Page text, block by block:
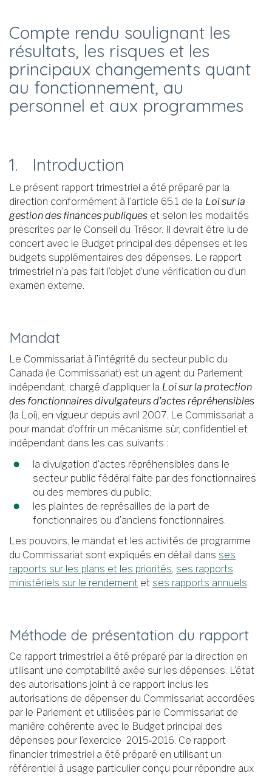
Compte rendu soulignant les
résultats, les risques et les
principaux changements quant
au fonctionnement, au
personnel et aux programmes
1. Introduction
Le présent rapport trimestriel a été préparé par la
direction conformément à l’article 65.1 de la Loi sur la
gestion des finances publiques et selon les modalités
prescrites par le Conseil du Trésor. Il devrait être lu de
concert avec le Budget principal des dépenses et les
budgets supplémentaires des dépenses. Le rapport
trimestriel n’a pas fait l’objet d’une vérification ou d’un
examen externe.
Mandat
Le Commissariat à l’intégrité du secteur public du
Canada (le Commissariat) est un agent du Parlement
indépendant, chargé d’appliquer la Loi sur la protection
des fonctionnaires divulgateurs d’actes répréhensibles
(la Loi), en vigueur depuis avril 2007. Le Commissariat a
pour mandat d’offrir un mécanisme sûr, confidentiel et
indépendant dans les cas suivants :
la divulgation d’actes répréhensibles dans le
secteur public fédéral faite par des fonctionnaires
ou des membres du public;
les plaintes de représailles de la part de
fonctionnaires ou d’anciens fonctionnaires.
Les pouvoirs, le mandat et les activités de programme
du Commissariat sont expliqués en détail dans ses
rapports sur les plans et les priorités, ses rapports
ministériels sur le rendement et ses rapports annuels.
Méthode de présentation du rapport
Ce rapport trimestriel a été préparé par la direction en
utilisant une comptabilité axée sur les dépenses. L’état
des autorisations joint à ce rapport inclus les
autorisations de dépenser du Commissariat accordées
par le Parlement et utilisées par le Commissariat de
manière cohérente avec le Budget principal des
dépenses pour l’exercice 2015‑2016. Ce rapport
financier trimestriel a été préparé en utilisant un
référentiel à usage particulier conçu pour répondre aux